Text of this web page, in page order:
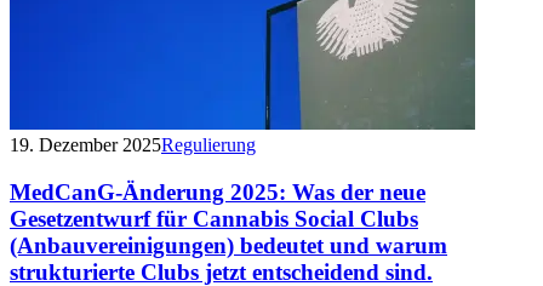
19. Dezember 2025Regulierung
MedCanG-Änderung 2025: Was der neue
Gesetzentwurf für Cannabis Social Clubs
(Anbauvereinigungen) bedeutet und warum
strukturierte Clubs jetzt entscheidend sind.